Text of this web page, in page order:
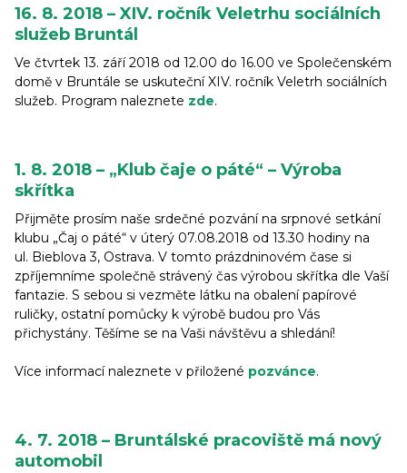
16. 8. 2018 – XIV. ročník Veletrhu sociálních
služeb Bruntál
Ve čtvrtek 13. září 2018 od 12.00 do 16.00 ve Společenském
domě v Bruntále se uskuteční XIV. ročník Veletrh sociálních
služeb. Program naleznete zde.
1. 8. 2018 – „Klub čaje o páté“ – Výroba
skřítka
Přijměte prosím naše srdečné pozvání na srpnové setkání
klubu „Čaj o páté“ v úterý 07.08.2018 od 13.30 hodiny na
ul. Bieblova 3, Ostrava. V tomto prázdninovém čase si
zpříjemníme společně strávený čas výrobou skřítka dle Vaší
fantazie. S sebou si vezměte látku na obalení papírové
ruličky, ostatní pomůcky k výrobě budou pro Vás
přichystány. Těšíme se na Vaši návštěvu a shledání!
Více informací naleznete v přiložené pozvánce.
4. 7. 2018 – Bruntálské pracoviště má nový
automobil